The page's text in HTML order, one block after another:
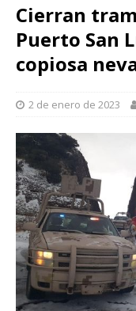
Cierran
Puerto San
copiosa
2 de enero de 2023